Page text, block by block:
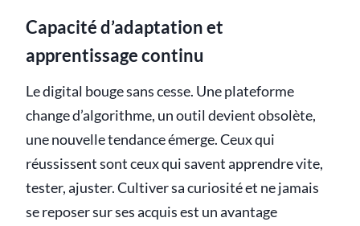
Capacité d’adaptation et
apprentissage continu
Le digital bouge sans cesse. Une plateforme
change d’algorithme, un outil devient obsolète,
une nouvelle tendance émerge. Ceux qui
réussissent sont ceux qui savent apprendre vite,
tester, ajuster. Cultiver sa curiosité et ne jamais
se reposer sur ses acquis est un avantage